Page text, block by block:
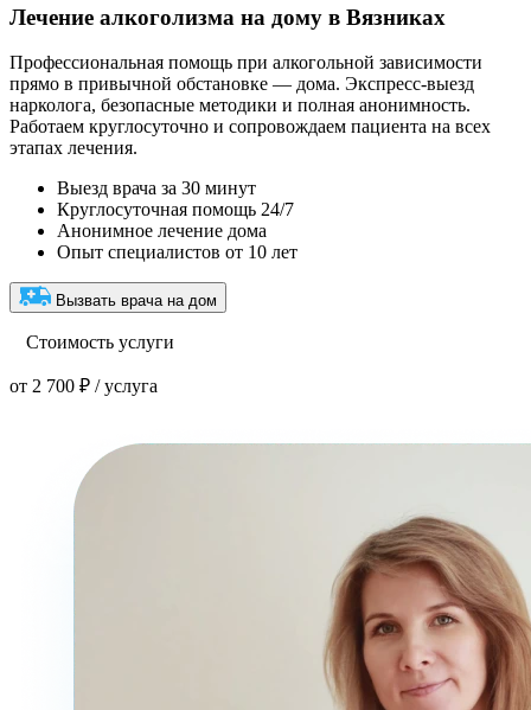
Лечение алкоголизма на дому в Вязниках
Профессиональная помощь при алкогольной зависимости
прямо в привычной обстановке — дома. Экспресс-выезд
нарколога, безопасные методики и полная анонимность.
Работаем круглосуточно и сопровождаем пациента на всех
этапах лечения.
Выезд врача за 30 минут
Круглосуточная помощь 24/7
Анонимное лечение дома
Опыт специалистов от 10 лет
Вызвать врача на дом
Стоимость услуги
от 2 700 ₽ / услуга